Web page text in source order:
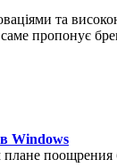
та
пропонує
Windows
поощрения